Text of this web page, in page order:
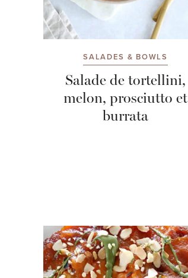
SALADES & BOWLS
Salade de tortellini,
melon, prosciutto et
burrata